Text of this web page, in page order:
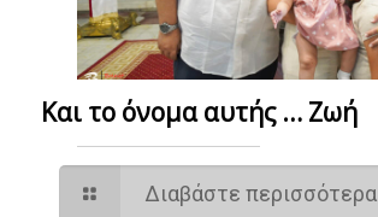
Και το όνομα αυτής … Ζωή
Διαβάστε περισσότερα